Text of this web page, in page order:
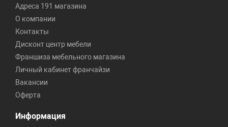
Адреса 191 магазина
О компании
Контакты
Дисконт центр мебели
Франшиза мебельного магазина
Личный кабинет франчайзи
Вакансии
Оферта
Информация